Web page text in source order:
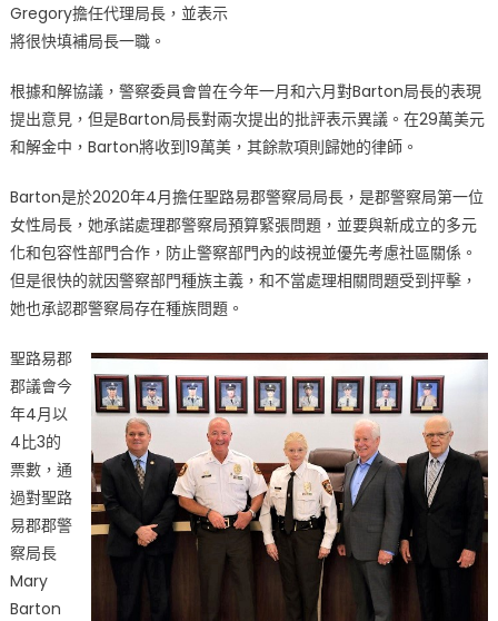
Gregory擔任代理局長，並表示
將很快填補局長一職。
根據和解協議，警察委員會曾在今年一月和六月對Barton局長的表現
提出意見，但是Barton局長對兩次提出的批評表示異議。在29萬美元
和解金中，Barton將收到19萬美，其餘款項則歸她的律師。
Barton是於2020年4月擔任聖路易郡警察局局長，是郡警察局第一位
女性局長，她承諾處理郡警察局預算緊張問題，並要與新成立的多元
化和包容性部門合作，防止警察部門內的歧視並優先考慮社區關係。
但是很快的就因警察部門種族主義，和不當處理相關問題受到抨擊，
她也承認郡警察局存在種族問題。
聖路易郡
郡議會今
年4月以
4比3的
票數，通
過對聖路
易郡郡警
察局長
Mary
Barton